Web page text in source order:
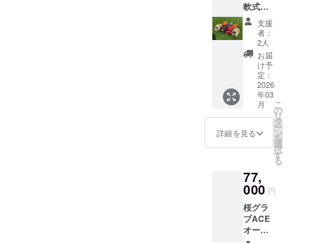
限1年、
1回限り
軟式仕
様オー
ダー券
（オプ
ション
代別）
＋ス
テッ
カー2枚
（50m
m×50m
m）＋
VIP券
（練習
10%OF
F券） ※
納期変
動あり
※有効期
限1年、
支援
者：
2人
お届
け予
定：
2026
年03
月
詳細を見る
こ
の
リ
タ
ー
ン
を
選
択
す
る
77,
000 円
桜グラ
ブACE
オー